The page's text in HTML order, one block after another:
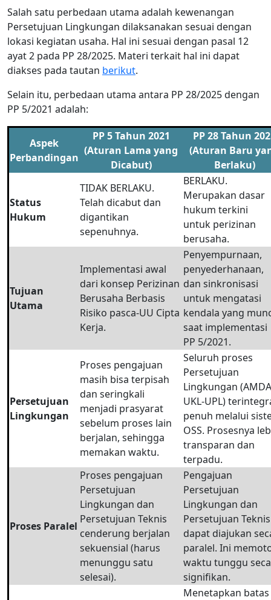
Salah satu perbedaan utama adalah kewenangan
Persetujuan Lingkungan dilaksanakan sesuai dengan
lokasi kegiatan usaha. Hal ini sesuai dengan pasal 12
ayat 2 pada PP 28/2025. Materi terkait hal ini dapat
diakses pada tautan berikut.
Selain itu, perbedaan utama antara PP 28/2025 dengan
PP 5/2021 adalah:
Aspek
Perbandingan
PP 5 Tahun 2021
(Aturan Lama yang
Dicabut)
PP 28 Tahun
(Aturan Baru
Berlaku)
Status
Hukum
TIDAK BERLAKU.
Telah dicabut dan
digantikan
sepenuhnya.
BERLAKU.
Merupakan dasar
hukum terkini
untuk perizinan
berusaha.
Tujuan
Utama
Implementasi awal
dari konsep Perizinan
Berusaha Berbasis
Risiko pasca-UU Cipta
Kerja.
Penyempurnaan,
penyederhanaan,
dan sinkronisasi
untuk mengatasi
kendala yang
saat implementasi
PP 5/2021.
Persetujuan
Lingkungan
Proses pengajuan
masih bisa terpisah
dan seringkali
menjadi prasyarat
sebelum proses lain
berjalan, sehingga
memakan waktu.
Seluruh proses
Persetujuan
Lingkungan
UKL-UPL)
penuh melalui
OSS. Prosesnya
transparan dan
terpadu.
Proses Paralel
Proses pengajuan
Persetujuan
Lingkungan dan
Persetujuan Teknis
cenderung berjalan
sekuensial (harus
menunggu satu
selesai).
Pengajuan
Persetujuan
Lingkungan dan
Persetujuan Teknis
dapat diajukan
paralel. Ini
waktu tunggu
signifikan.
Menetapkan batas